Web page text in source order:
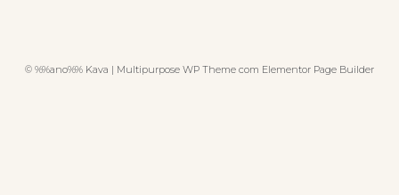
© %%ano%% Kava | Multipurpose WP Theme com Elementor Page Builder